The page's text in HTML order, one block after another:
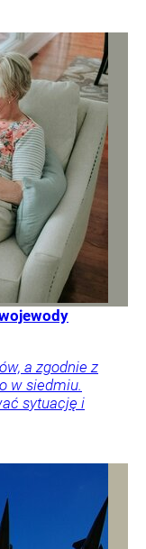
a zgodnie z
w siedmiu.
sytuację i